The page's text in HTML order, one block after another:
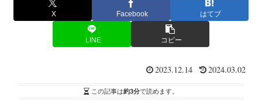
X Facebook はてブ
LINE コピー
2023.12.14 2024.03.02
この記事は約3分で読めます。